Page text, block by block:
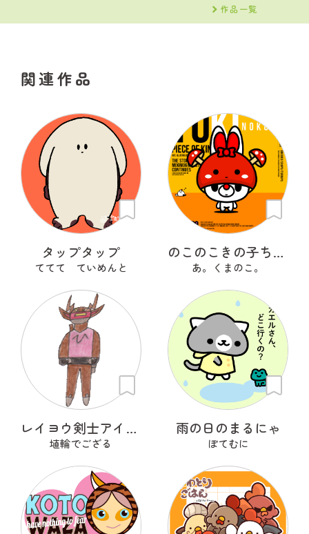
作品一覧
関連作品
タップタップ
ててて ていめんと
のこのこきの子ちゃん
あ。くまのこ。
レイヨウ剣士アイベクサー
埴輪でござる
雨の日のまるにゃ
ぽてむに